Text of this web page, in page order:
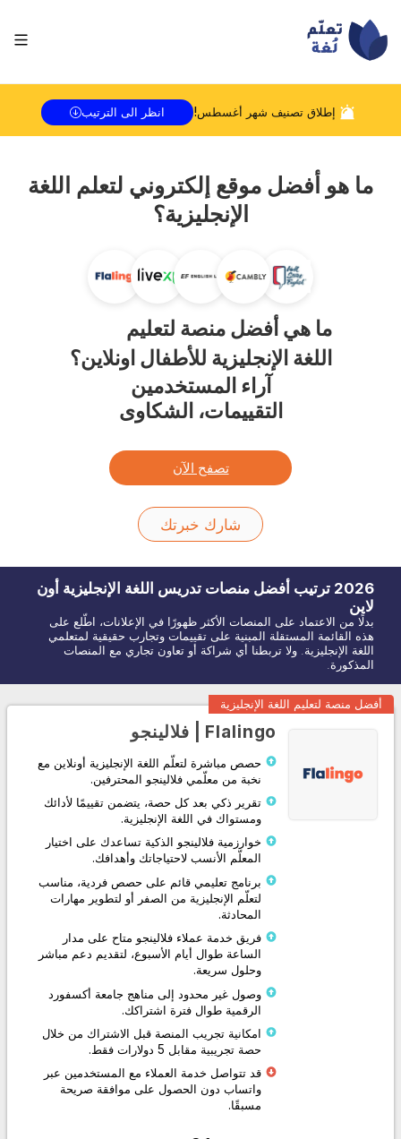
إطلاق تصنيف شهر أغسطس! انظر الى الترتيب
ما هي أفضل منصة لتعليم
اللغة الإنجليزية للأطفال اونلاين؟
آراء المستخدمين
التقييمات، الشكاوى
ما هو أفضل موقع إلكتروني لتعلم اللغة
الإنجليزية؟
تصفح الآن
شارك خبرتك
2026 ترتيب أفضل منصات تدريس اللغة الإنجليزية أون
لاين
بدلًا من الاعتماد على المنصات الأكثر ظهورًا في الإعلانات، اطّلع على
هذه القائمة المستقلة المبنية على تقييمات وتجارب حقيقية لمتعلمي
اللغة الإنجليزية. ولا تربطنا أي شراكة أو تعاون تجاري مع المنصات
المذكورة.
أفضل منصة لتعليم اللغة الإنجليزية
Flalingo | فلالينجو
حصص مباشرة لتعلّم اللغة الإنجليزية أونلاين مع
نخبة من معلّمي فلالينجو المحترفين.
تقرير ذكي بعد كل حصة، يتضمن تقييمًا لأدائك
ومستواك في اللغة الإنجليزية.
خوارزمية فلالينجو الذكية تساعدك على اختيار
المعلّم الأنسب لاحتياجاتك وأهدافك.
برنامج تعليمي قائم على حصص فردية، مناسب
لتعلّم الإنجليزية من الصفر أو لتطوير مهارات
المحادثة.
فريق خدمة عملاء فلالينجو متاح على مدار
الساعة طوال أيام الأسبوع، لتقديم دعم مباشر
وحلول سريعة.
وصول غير محدود إلى مناهج جامعة أكسفورد
الرقمية طوال فترة اشتراكك.
امكانية تجريب المنصة قبل الاشتراك من خلال
حصة تجريبية مقابل 5 دولارات فقط.
قد تتواصل خدمة العملاء مع المستخدمين عبر
واتساب دون الحصول على موافقة صريحة
مسبقًا.